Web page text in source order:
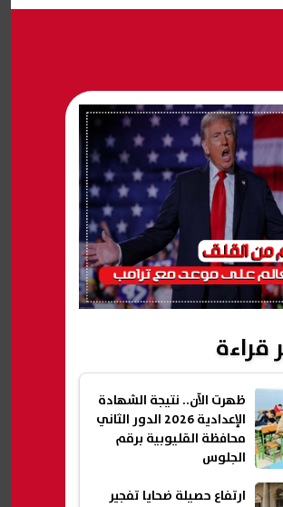
قراءة
ظهرت الآن.. نتيجة الشهادة
الإعدادية 2026 الدور الثاني
محافظة القليوبية برقم
الجلوس
ارتفاع حصيلة ضحايا تفجير